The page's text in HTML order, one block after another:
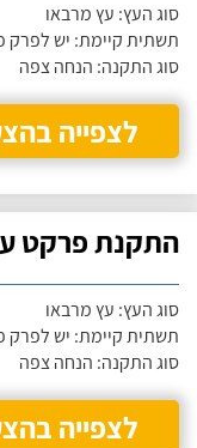
סוג העץ: עץ מרבאו
תשתית קיימת: יש לפרק
סוג התקנה: הנחה צפה
לצפייה
התקנת פרקט
סוג העץ: עץ מרבאו
תשתית קיימת: יש לפרק
סוג התקנה: הנחה צפה
לצפייה